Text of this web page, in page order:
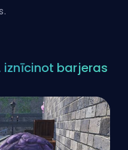
iznīcinot barjeras